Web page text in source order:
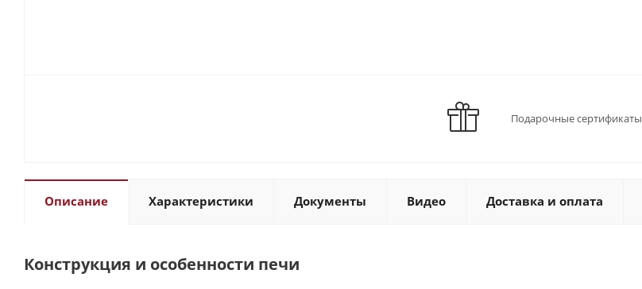
Подарочные сертификаты
Описание Характеристики Документы Видео Доставка и оплата
Конструкция и особенности печи